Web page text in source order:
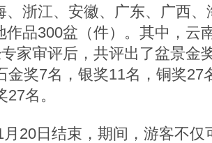
、浙江、安徽、广东、广西
作品300盆（件）。其中，云
家审评后，共评出了盆景金
金奖7名，银奖11名，铜奖27
名。
20日结束，期间，游客不仅